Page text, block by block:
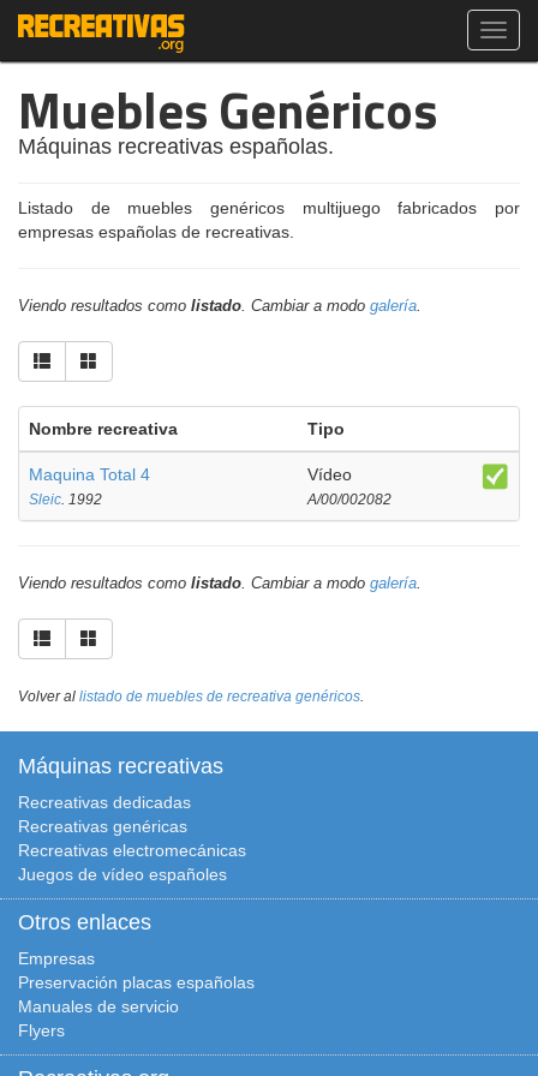
Muebles Genéricos
Máquinas recreativas españolas.
Listado de muebles genéricos multijuego fabricados por
empresas españolas de recreativas.
Viendo resultados como listado. Cambiar a modo galería.
Nombre recreativa Tipo
Maquina Total 4
Sleic. 1992
Vídeo
A/00/002082
Viendo resultados como listado. Cambiar a modo galería.
Volver al listado de muebles de recreativa genéricos.
Máquinas recreativas
Recreativas dedicadas
Recreativas genéricas
Recreativas electromecánicas
Juegos de vídeo españoles
Otros enlaces
Empresas
Preservación placas españolas
Manuales de servicio
Flyers